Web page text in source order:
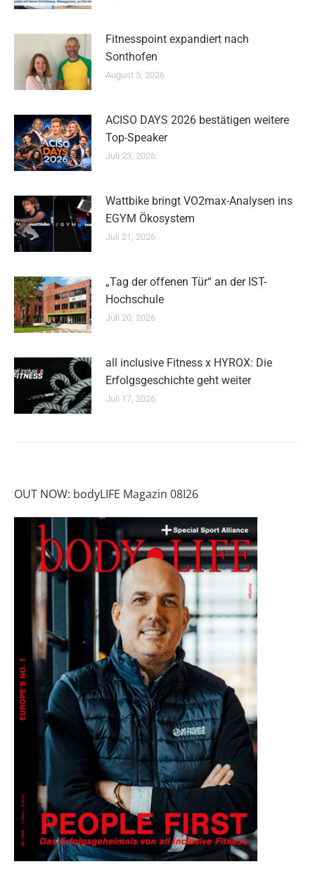
Fitnesspoint expandiert nach
Sonthofen
August 5, 2026
ACISO DAYS 2026 bestätigen weitere
Top-Speaker
Juli 23, 2026
Wattbike bringt VO2max-Analysen ins
EGYM Ökosystem
Juli 21, 2026
„Tag der offenen Tür“ an der IST-
Hochschule
Juli 20, 2026
all inclusive Fitness x HYROX: Die
Erfolgsgeschichte geht weiter
Juli 17, 2026
OUT NOW: bodyLIFE Magazin 08I26